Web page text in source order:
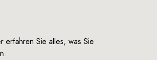
erfahren Sie alles, was Sie